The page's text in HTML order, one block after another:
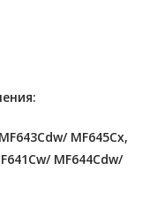
MF645Cx,
MF644Cdw/